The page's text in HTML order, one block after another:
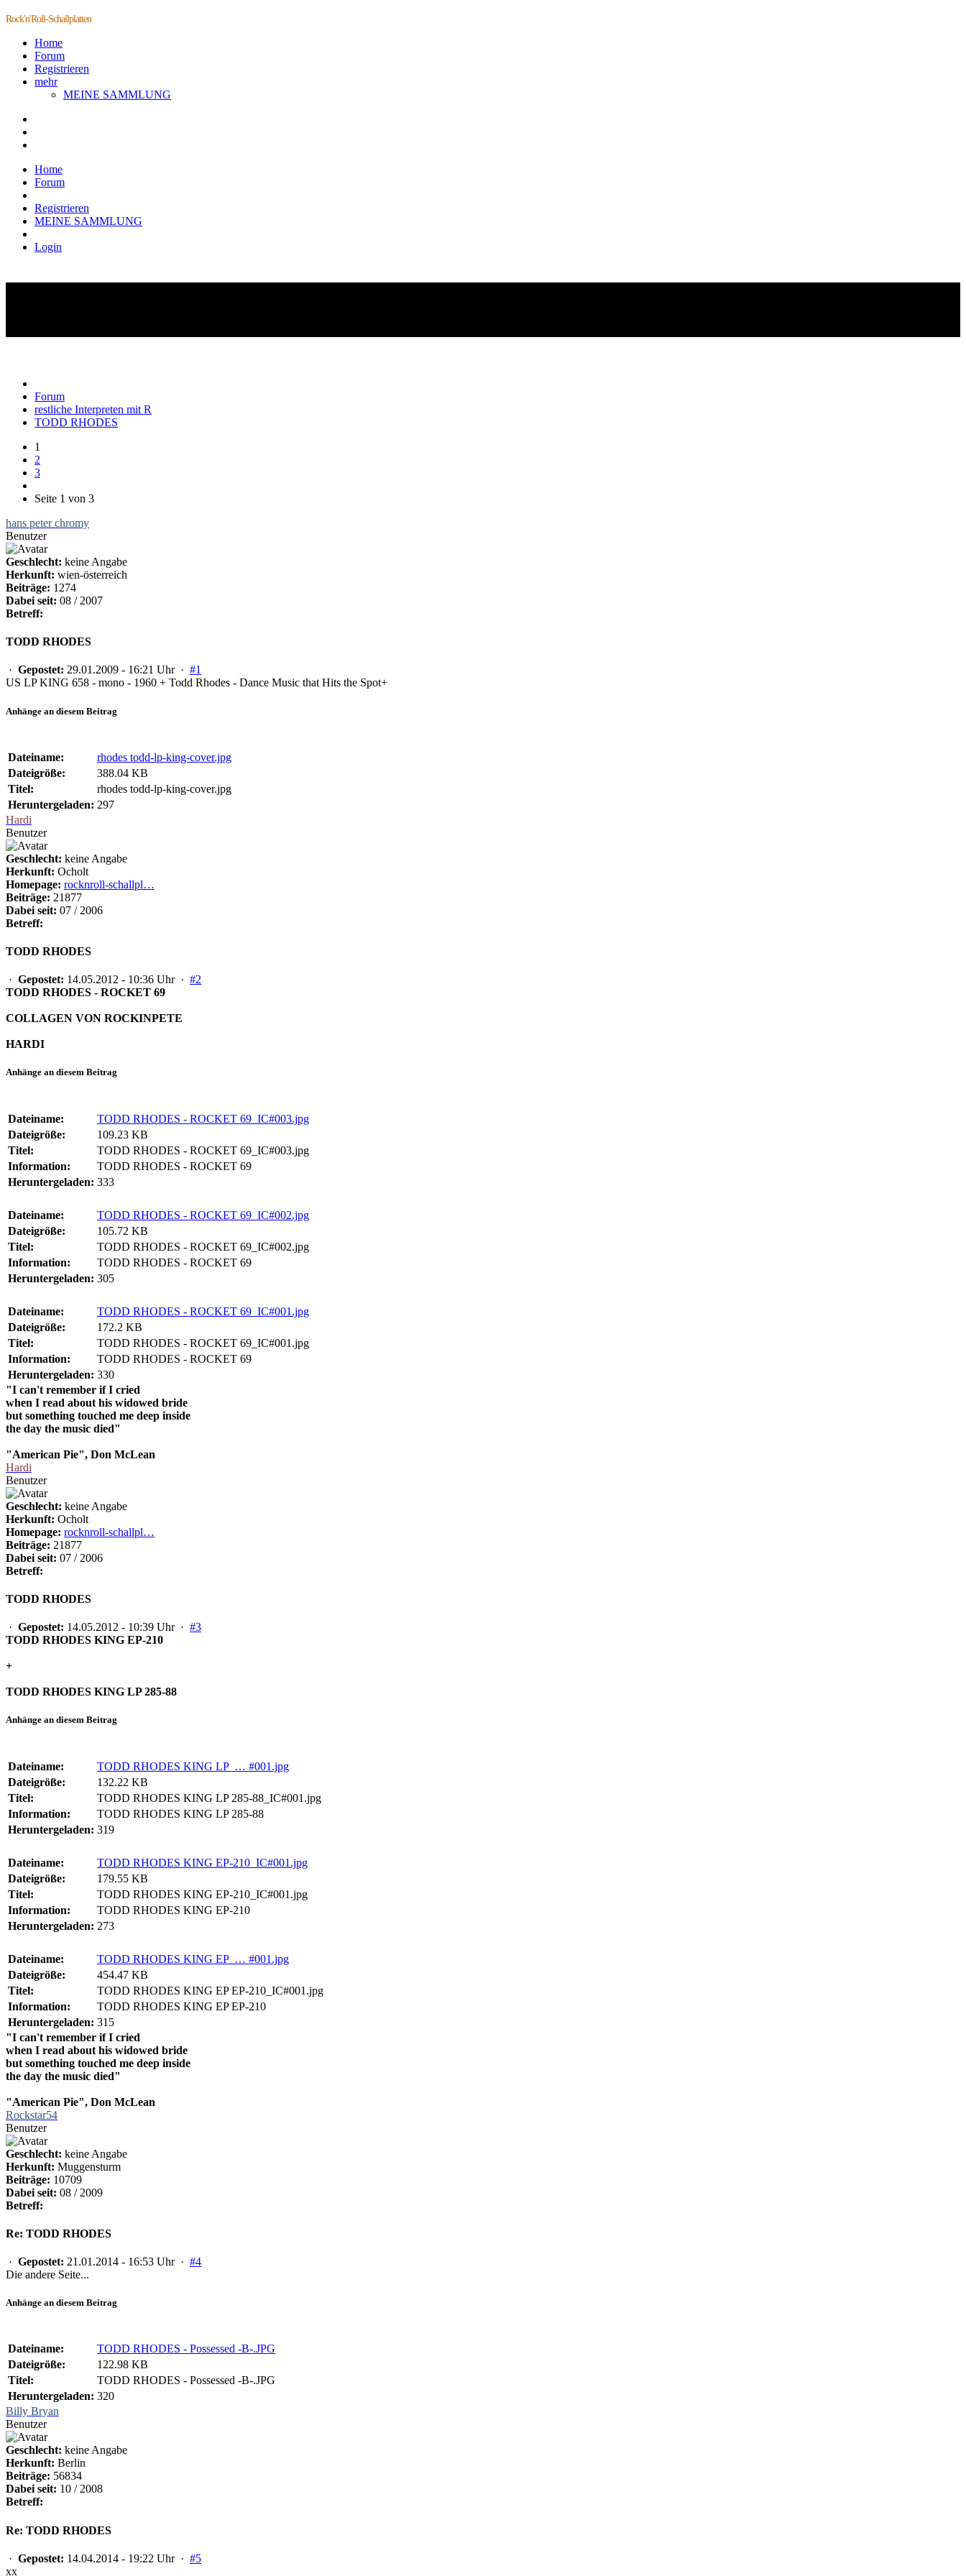
Rock'n'Roll-Schallplatten
Home
Forum
Registrieren
mehr
MEINE SAMMLUNG
Home
Forum
Registrieren
MEINE SAMMLUNG
Login
Forum
restliche Interpreten mit R
TODD RHODES
1
2
3
Seite 1 von 3
hans peter chromy
Benutzer
Geschlecht: keine Angabe
Herkunft: wien-österreich
Beiträge: 1274
Dabei seit: 08 / 2007
Betreff:
TODD RHODES
· Gepostet: 29.01.2009 - 16:21 Uhr · #1
US LP KING 658 - mono - 1960 + Todd Rhodes - Dance Music that Hits the Spot+
Anhänge an diesem Beitrag
Dateiname:
rhodes todd-lp-king-cover.jpg
Dateigröße:
388.04 KB
Titel:
rhodes todd-lp-king-cover.jpg
Heruntergeladen: 297
Hardi
Benutzer
Geschlecht: keine Angabe
Herkunft: Ocholt
Homepage: rocknroll-schallpl…
Beiträge: 21877
Dabei seit: 07 / 2006
Betreff:
TODD RHODES
· Gepostet: 14.05.2012 - 10:36 Uhr · #2
TODD RHODES - ROCKET 69
COLLAGEN VON ROCKINPETE
HARDI
Anhänge an diesem Beitrag
Dateiname:
TODD RHODES - ROCKET 69_IC#003.jpg
Dateigröße:
109.23 KB
Titel:
TODD RHODES - ROCKET 69_IC#003.jpg
Information:
TODD RHODES - ROCKET 69
Heruntergeladen: 333
Dateiname:
TODD RHODES - ROCKET 69_IC#002.jpg
Dateigröße:
105.72 KB
Titel:
TODD RHODES - ROCKET 69_IC#002.jpg
Information:
TODD RHODES - ROCKET 69
Heruntergeladen: 305
Dateiname:
TODD RHODES - ROCKET 69_IC#001.jpg
Dateigröße:
172.2 KB
Titel:
TODD RHODES - ROCKET 69_IC#001.jpg
Information:
TODD RHODES - ROCKET 69
Heruntergeladen: 330
"I can't remember if I cried
when I read about his widowed bride
but something touched me deep inside
the day the music died"
"American Pie", Don McLean
Hardi
Benutzer
Geschlecht: keine Angabe
Herkunft: Ocholt
Homepage: rocknroll-schallpl…
Beiträge: 21877
Dabei seit: 07 / 2006
Betreff:
TODD RHODES
· Gepostet: 14.05.2012 - 10:39 Uhr · #3
TODD RHODES KING EP-210
+
TODD RHODES KING LP 285-88
Anhänge an diesem Beitrag
Dateiname:
TODD RHODES KING LP … #001.jpg
Dateigröße:
132.22 KB
Titel:
TODD RHODES KING LP 285-88_IC#001.jpg
Information:
TODD RHODES KING LP 285-88
Heruntergeladen: 319
Dateiname:
TODD RHODES KING EP-210_IC#001.jpg
Dateigröße:
179.55 KB
Titel:
TODD RHODES KING EP-210_IC#001.jpg
Information:
TODD RHODES KING EP-210
Heruntergeladen: 273
Dateiname:
TODD RHODES KING EP … #001.jpg
Dateigröße:
454.47 KB
Titel:
TODD RHODES KING EP EP-210_IC#001.jpg
Information:
TODD RHODES KING EP EP-210
Heruntergeladen: 315
"I can't remember if I cried
when I read about his widowed bride
but something touched me deep inside
the day the music died"
"American Pie", Don McLean
Rockstar54
Benutzer
Geschlecht: keine Angabe
Herkunft: Muggensturm
Beiträge: 10709
Dabei seit: 08 / 2009
Betreff:
Re: TODD RHODES
· Gepostet: 21.01.2014 - 16:53 Uhr · #4
Die andere Seite...
Anhänge an diesem Beitrag
Dateiname:
TODD RHODES - Possessed -B-.JPG
Dateigröße:
122.98 KB
Titel:
TODD RHODES - Possessed -B-.JPG
Heruntergeladen: 320
Billy Bryan
Benutzer
Geschlecht: keine Angabe
Herkunft: Berlin
Beiträge: 56834
Dabei seit: 10 / 2008
Betreff:
Re: TODD RHODES
· Gepostet: 14.04.2014 - 19:22 Uhr · #5
xx